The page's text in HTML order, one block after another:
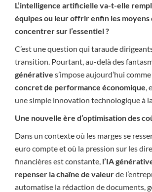
L’intelligence artificielle va-t-elle
équipes ou leur offrir enfin les moyens
concentrer sur l’essentiel ?
C’est une question qui taraude
transition. Pourtant, au-delà des
générative s’impose aujourd’hui
concret de performance économique,
une simple innovation technologique à
Une nouvelle ère d’optimisation des
Dans un contexte où les marges se
euro compte et où la pression sur les
financières est constante, l’IA
repenser la chaîne de valeurde
automatise la rédaction de documents,